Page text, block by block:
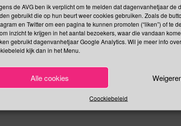
de AVG ben ik verplicht om te melden dat dagenvanhetjaar de
gebruikt die op hun beurt weer cookies gebruiken. Zoals de
en Twitter om een pagina te kunnen promoten (“liken”) of te
inzicht te krijgen in het aantal bezoekers, waar die vandaan
gebruikt dagenvanhetjaar Google Analytics. Wil je meer info
kijk dan in het Menu.
Alle cookies
Coockiebeleid
dit probleem proberen te tackelen, dan is het nog
Permalink.